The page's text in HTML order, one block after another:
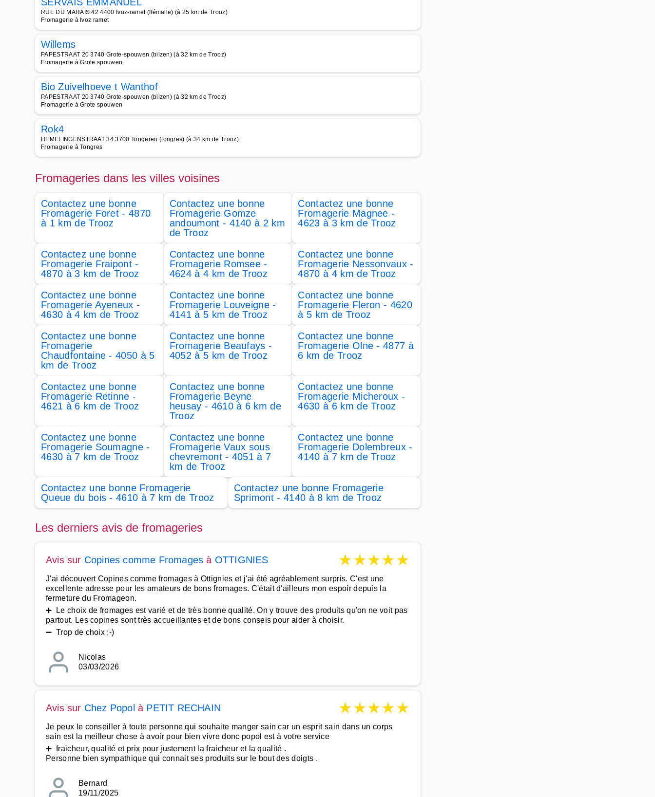
RUE DU MARAIS 42 4400 Ivoz-ramet (flémalle) (à 25 km de Trooz)
Fromagerie à Ivoz ramet
Willems
PAPESTRAAT 20 3740 Grote-spouwen (bilzen) (à 32 km de Trooz)
Fromagerie à Grote spouwen
Bio Zuivelhoeve t Wanthof
PAPESTRAAT 20 3740 Grote-spouwen (bilzen) (à 32 km de Trooz)
Fromagerie à Grote spouwen
Rok4
HEMELINGENSTRAAT 34 3700 Tongeren (tongres) (à 34 km de Trooz)
Fromagerie à Tongres
Fromageries dans les villes voisines
Contactez une bonne
Fromagerie Foret - 4870
à 1 km de Trooz
Contactez une bonne
Fromagerie Gomze
andoumont - 4140 à 2 km
de Trooz
Contactez une bonne
Fromagerie Magnee -
4623 à 3 km de Trooz
Contactez une bonne
Fromagerie Fraipont -
4870 à 3 km de Trooz
Contactez une bonne
Fromagerie Romsee -
4624 à 4 km de Trooz
Contactez une bonne
Fromagerie Nessonvaux -
4870 à 4 km de Trooz
Contactez une bonne
Fromagerie Ayeneux -
4630 à 4 km de Trooz
Contactez une bonne
Fromagerie Louveigne -
4141 à 5 km de Trooz
Contactez une bonne
Fromagerie Fleron - 4620
à 5 km de Trooz
Contactez une bonne
Fromagerie
Chaudfontaine - 4050 à 5
km de Trooz
Contactez une bonne
Fromagerie Beaufays -
4052 à 5 km de Trooz
Contactez une bonne
Fromagerie Olne - 4877 à
6 km de Trooz
Contactez une bonne
Fromagerie Retinne -
4621 à 6 km de Trooz
Contactez une bonne
Fromagerie Beyne
heusay - 4610 à 6 km de
Trooz
Contactez une bonne
Fromagerie Micheroux -
4630 à 6 km de Trooz
Contactez une bonne
Fromagerie Soumagne -
4630 à 7 km de Trooz
Contactez une bonne
Fromagerie Vaux sous
chevremont - 4051 à 7
km de Trooz
Contactez une bonne
Fromagerie Dolembreux -
4140 à 7 km de Trooz
Contactez une bonne Fromagerie
Queue du bois - 4610 à 7 km de Trooz
Contactez une bonne Fromagerie
Sprimont - 4140 à 8 km de Trooz
Les derniers avis de fromageries
Avis sur Copines comme Fromages à OTTIGNIES ★★★★★
J'ai découvert Copines comme fromages à Ottignies et j'ai été agréablement surpris. C'est une
excellente adresse pour les amateurs de bons fromages. C'était d'ailleurs mon espoir depuis la
fermeture du Fromageon.
➕ Le choix de fromages est varié et de très bonne qualité. On y trouve des produits qu'on ne voit pas
partout. Les copines sont très accueillantes et de bons conseis pour aider à choisir.
➖ Trop de choix ;-)
Nicolas
03/03/2026
Avis sur Chez Popol à PETIT RECHAIN ★★★★★
Je peux le conseiller à toute personne qui souhaite manger sain car un esprit sain dans un corps
sain est la meilleur chose à avoir pour bien vivre donc popol est à votre service
➕ fraicheur, qualité et prix pour justement la fraicheur et la qualité .
Personne bien sympathique qui connait ses produits sur le bout des doigts .
Bernard
19/11/2025